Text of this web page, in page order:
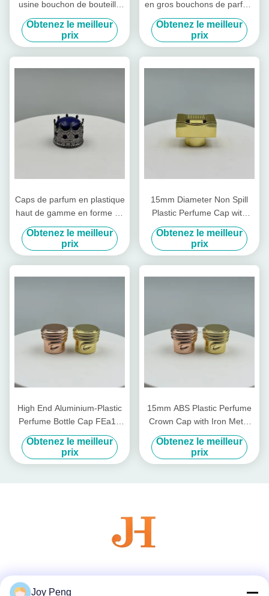
usine bouchon de bouteille
de parfum en aluminium-
plastique Fea15 modèle fer-
métal type couvercles
Obtenez le meilleur
prix
en gros bouchons de parfum
en plastique bouchon de
parfum brillant de luxe
15mm couvercle de bouteille
en plastique aluminium
Obtenez le meilleur
prix
Caps de parfum en plastique
haut de gamme en forme de
couronne Caps de parfum
brillants en aluminium
Bouteille en plastique
Couvercle en plastique Caps
d'usine existants en or
Obtenez le meilleur
prix
15mm Diameter Non Spill
Plastic Perfume Cap with
Customizable Design for
Premium Packaging
Obtenez le meilleur
prix
High End Aluminium-Plastic
Perfume Bottle Cap FEa15
with Non Spill Design and 15
mm Diameter
Obtenez le meilleur
prix
15mm ABS Plastic Perfume
Crown Cap with Iron Metal
Pump for Non-Refillable
Bottle Closures in Cosmetics
Industry
Obtenez le meilleur
prix
Joy Peng